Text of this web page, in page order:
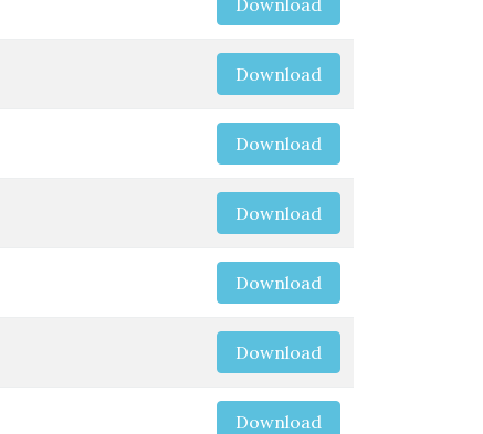
Download
Download
Download
Download
Download
Download